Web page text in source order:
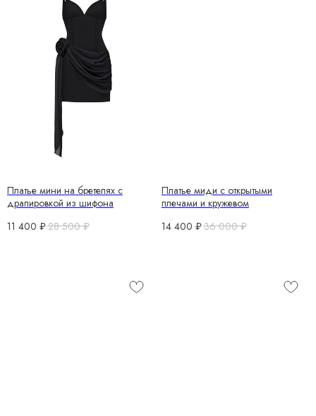
Платье мини на бретелях с
драпировкой из шифона
11 400 ₽28 500 ₽
Платье миди с открытыми
плечами и кружевом
14 400 ₽36 000 ₽